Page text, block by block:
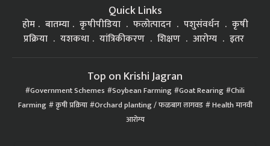
Quick Links
होम बातम्या कृषीपीडिया फलोत्पादन पशुसंवर्धन
कृषी
प्रक्रिया
यशकथा यांत्रिकीकरण शिक्षण आरोग्य इतर
Top on Krishi Jagran
Government Schemes Soybean Farming Goat Rearing Chili
Farming कृषी प्रक्रिया Orchard planting / फळबाग लागवड Health मानवी
आरोग्य